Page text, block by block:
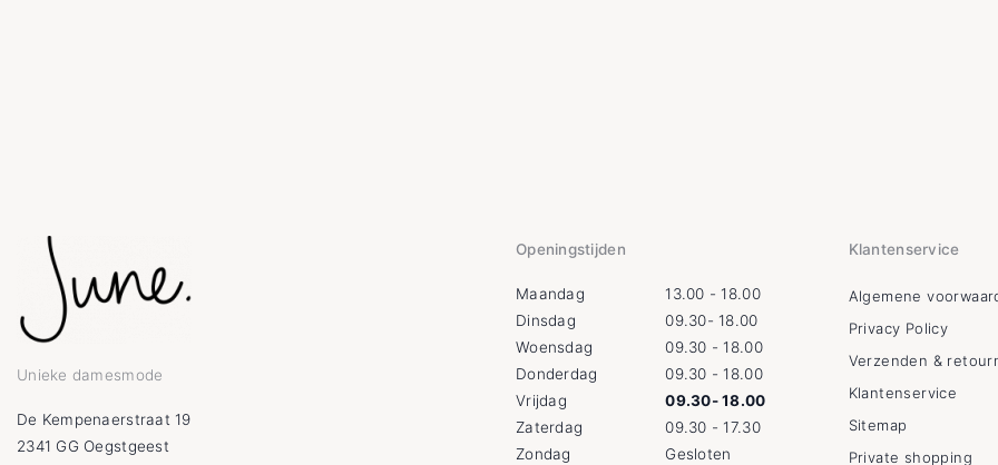
Unieke damesmode
De Kempenaerstraat 19
2341 GG Oegstgeest
Openingstijden
Maandag
13.00 - 18.00
Dinsdag
09.30- 18.00
Woensdag
09.30 - 18.00
Donderdag
09.30 - 18.00
Vrijdag
09.30- 18.00
Zaterdag
09.30 - 17.30
Zondag
Gesloten
Klantenservice
Algemene
Privacy Policy
Verzenden &
Klantenservice
Sitemap
Private shopping